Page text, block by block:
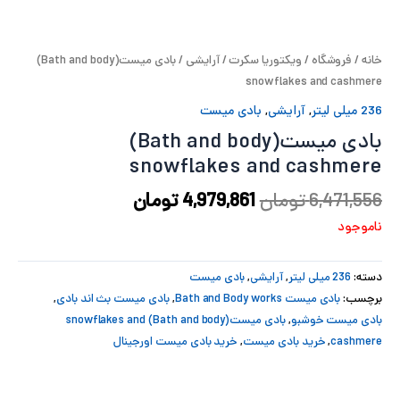
خانه/فروشگاه/ویکتوریا سکرت/آرایشی
/ بادی میست(Bath and body)
snowflakes and cashmere
236 میلی لیتر ,آرایشی, بادی میست
بادی میست(Bath and body)
snowflakes and cashmere
6,471,556تومان4,979,861تومان
ناموجود
دسته:236 میلی لیتر ,آرایشی,بادی میست
برچسب:بادی میست Bath and Body works ,بادی میست بث اند بادی,
بادی میست خوشبو,
بادی میست(Bath and body) snowflakes and
cashmere
,خرید بادی میست,خرید بادی میست اورجینال